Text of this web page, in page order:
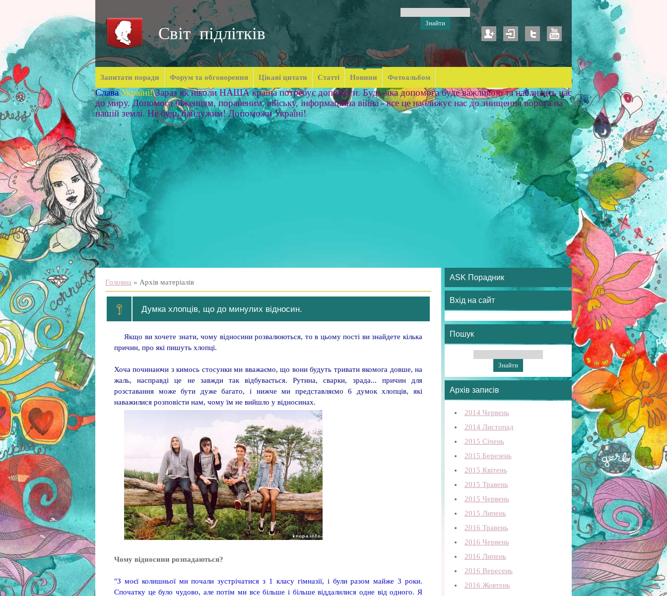
Світ підлітків
Запитати поради Форум та обговорення Цікаві цитати Статті Новини Фотоальбом
Слава Україні! Зараз як ніколи НАША країна потребує допомоги. Будь-яка допомога буде важливою та наблизить нас
до миру. Допомога біженцям, пораненим, війську, інформаційна війна - все це наближує нас до знищення ворога на
нашій землі. Не будь байдужим! Допоможи Україні!
Головна » Архів матеріалів
Думка хлопців, що до минулих відносин.
Якщо ви хочете знати, чому відносини розвалюються, то в цьому пості ви знайдете кілька
причин, про які пишуть хлопці.
Хоча починаючи з кимось стосунки ми вважаємо, що вони будуть тривати якомога довше, на
жаль, насправді це не завжди так відбувається. Рутина, сварки, зрада... причин для
розставання може бути дуже багато, і нижче ми представляємо 6 думок хлопців, які
наважилися розповісти нам, чому їм не вийшло у відносинах.
Чому відносини розпадаються?
"З моєї колишньої ми почали зустрічатися з 1 класу гімназії, і були разом майже 3 роки.
Спочатку це було чудово, але потім ми все більше і більше віддалилися одне від одного. Я
ASK Порадник
Вхід на сайт
Пошук
Архів записів
2014 Червень
2014 Листопад
2015 Січень
2015 Березень
2015 Квітень
2015 Травень
2015 Червень
2015 Липень
2016 Травень
2016 Червень
2016 Липень
2016 Вересень
2016 Жовтень